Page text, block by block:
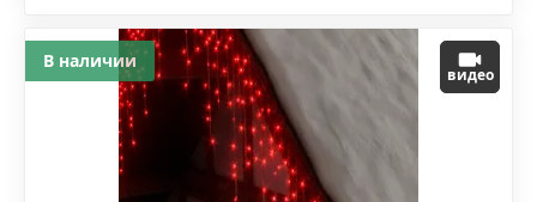
видео
В наличии